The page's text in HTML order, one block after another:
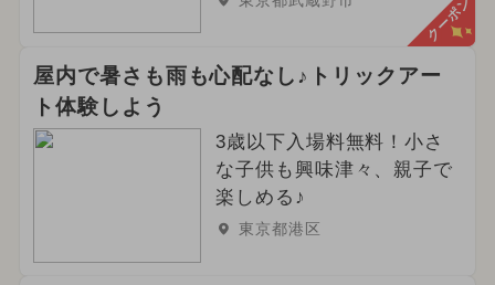
クーポン
屋内で暑さも雨も心配なし♪トリックアー
ト体験しよう
3歳以下入場料無料！小さ
な子供も興味津々、親子で
楽しめる♪
東京都港区